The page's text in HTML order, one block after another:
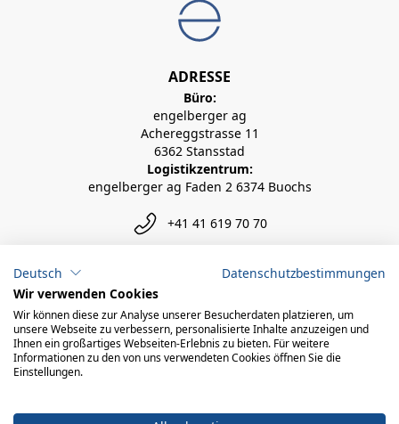
ADRESSE
Büro:
engelberger ag
Achereggstrasse 11
6362 Stansstad
Logistikzentrum:
engelberger ag Faden 2 6374 Buochs
+41 41 619 70 70
info@engelberger.ch
Deutsch
Datenschutzbestimmungen
Wir verwenden Cookies
Wir können diese zur Analyse unserer Besucherdaten platzieren, um
unsere Webseite zu verbessern, personalisierte Inhalte anzuzeigen und
Ihnen ein großartiges Webseiten-Erlebnis zu bieten. Für weitere
Informationen zu den von uns verwendeten Cookies öffnen Sie die
Einstellungen.